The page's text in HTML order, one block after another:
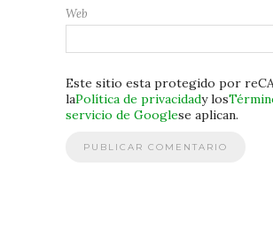
Web
Este sitio esta protegido por
laPolítica de privacidady los
servicio de Googlese aplican.